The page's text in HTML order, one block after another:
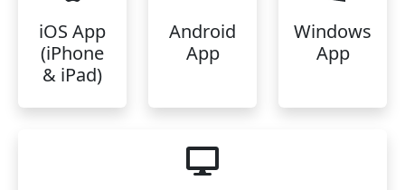
iOS App
(iPhone
& iPad)
Android
App
Windows
App